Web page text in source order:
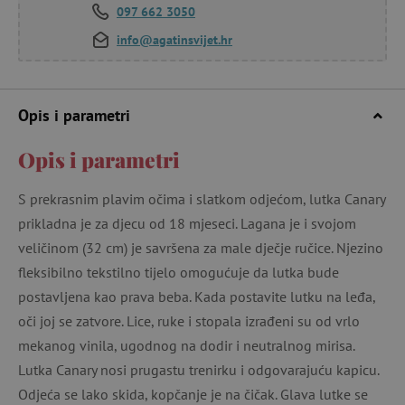
097 662 3050
info@agatinsvijet.hr
Opis i parametri
Opis i parametri
S prekrasnim plavim očima i slatkom odjećom, lutka Canary
prikladna je za djecu od 18 mjeseci. Lagana je i svojom
veličinom (32 cm) je savršena za male dječje ručice. Njezino
fleksibilno tekstilno tijelo omogućuje da lutka bude
postavljena kao prava beba. Kada postavite lutku na leđa,
oči joj se zatvore. Lice, ruke i stopala izrađeni su od vrlo
mekanog vinila, ugodnog na dodir i neutralnog mirisa.
Lutka Canary nosi prugastu trenirku i odgovarajuću kapicu.
Odjeća se lako skida, kopčanje je na čičak. Glava lutke se